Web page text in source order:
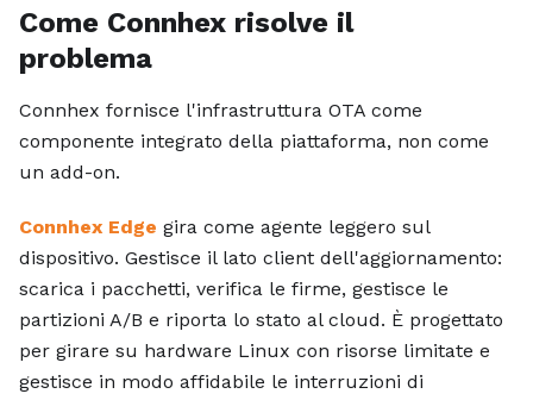
Come Connhex risolve il
problema
Connhex fornisce l'infrastruttura OTA come
componente integrato della piattaforma, non come
un add-on.
Connhex Edge gira come agente leggero sul
dispositivo. Gestisce il lato client dell'aggiornamento:
scarica i pacchetti, verifica le firme, gestisce le
partizioni A/B e riporta lo stato al cloud. È progettato
per girare su hardware Linux con risorse limitate e
gestisce in modo affidabile le interruzioni di